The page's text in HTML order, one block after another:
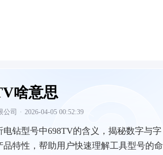
啥意思
公司 · 2026-04-05 00:52:39
电钻型号中698TV的含义，揭秘数字与字
品特性，帮助用户快速理解工具型号的命